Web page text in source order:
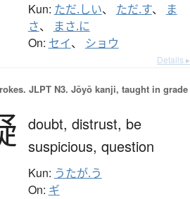
Kun: ただ.しい、 ただ.す、
ま
さ、 まさ.に
On: セイ、 ショウ
Details ▸
JLPT N3. Jōyō kanji, taught in grade
doubt, distrust, be
suspicious, question
Kun: うたが.う
On: ギ